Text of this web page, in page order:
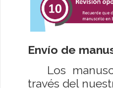
Envío de
Los
través del